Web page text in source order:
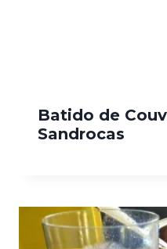
Batido de
Sandrocas